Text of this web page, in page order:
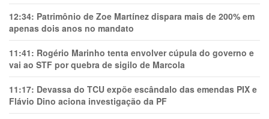
12:34: Patrimônio de Zoe Martínez dispara mais de 200% em
apenas dois anos no mandato
11:41: Rogério Marinho tenta envolver cúpula do governo e
vai ao STF por quebra de sigilo de Marcola
11:17: Devassa do TCU expõe escândalo das emendas PIX e
Flávio Dino aciona investigação da PF